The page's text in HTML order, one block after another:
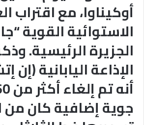
أوكيناوا، مع اقتراب
الاستوائية القوية
الجزيرة الرئيسية.
الإذاعة اليابانية (إن
جوية إضافية كان من